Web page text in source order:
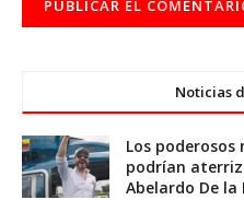
Noticias
Los poderosos
podrían
Abelardo De la